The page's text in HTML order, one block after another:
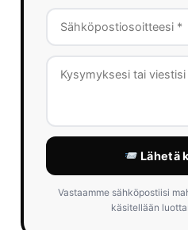
Lähetä
Vastaamme sähköpostiisi
käsitellään